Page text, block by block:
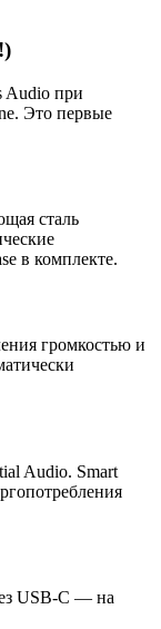
Audio при
Это первые
сталь
в комплекте.
громкостью и
Audio. Smart
USB-C — на